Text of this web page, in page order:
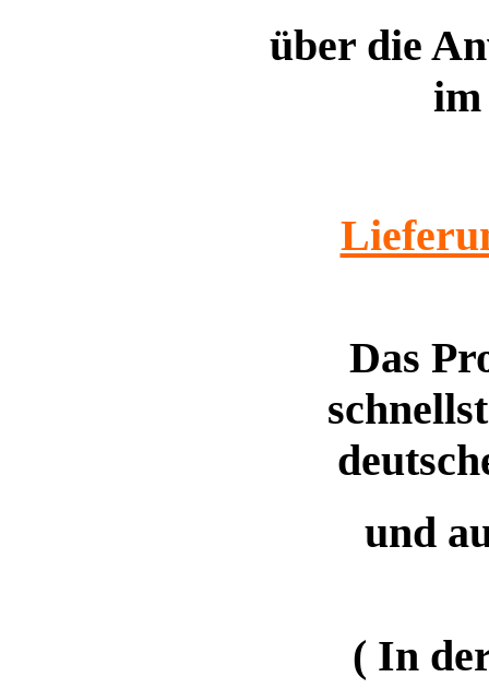
über die
im
Das
und
( In